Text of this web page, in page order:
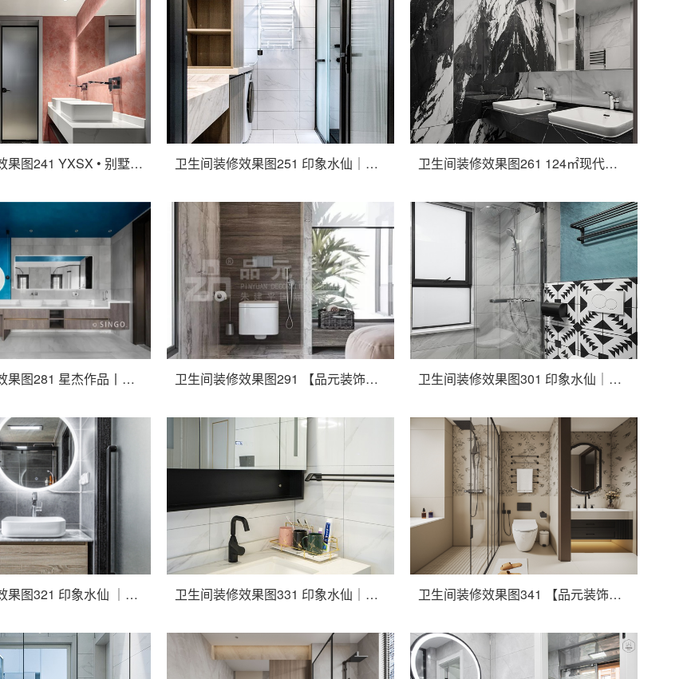
卫生间装修效果图241 YXSX • 别墅新作 | 这里有你的 “ 亿 ” 点点心动 卫生间装修效果图251 印象水仙｜生活慢下来 你就会发现美好的事情 卫生间装修效果图261 124㎡现代摩登 | 一场未来生活的浪漫叙事
卫生间装修效果图281 星杰作品丨顺发御园 500㎡ 现代简约 卫生间装修效果图291 【品元装饰】金茂府 现代轻奢 卫生间装修效果图301 印象水仙｜纯粹的空间，恰到好处的温度，141㎡现代中式
卫生间装修效果图321 印象水仙 ｜独家记忆 “Just for you” ,143m²现代风住宅 卫生间装修效果图331 印象水仙｜随心而动的生活空间 130㎡轻奢小调 卫生间装修效果图341 【品元装饰】滨江道静园 法式复古风